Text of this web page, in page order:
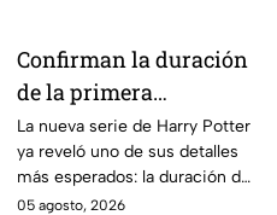
Confirman la duración
de la primera
temporada de Harry
Potter y emocionará a
los fans de los libros
La nueva serie de Harry Potter
ya reveló uno de sus detalles
más esperados: la duración de
la primera temporada basada
05 agosto, 2026